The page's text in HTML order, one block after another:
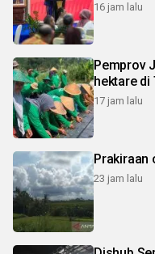
16 jam lalu
Pemprov
hektare di
17 jam lalu
Prakiraan
23 jam lalu